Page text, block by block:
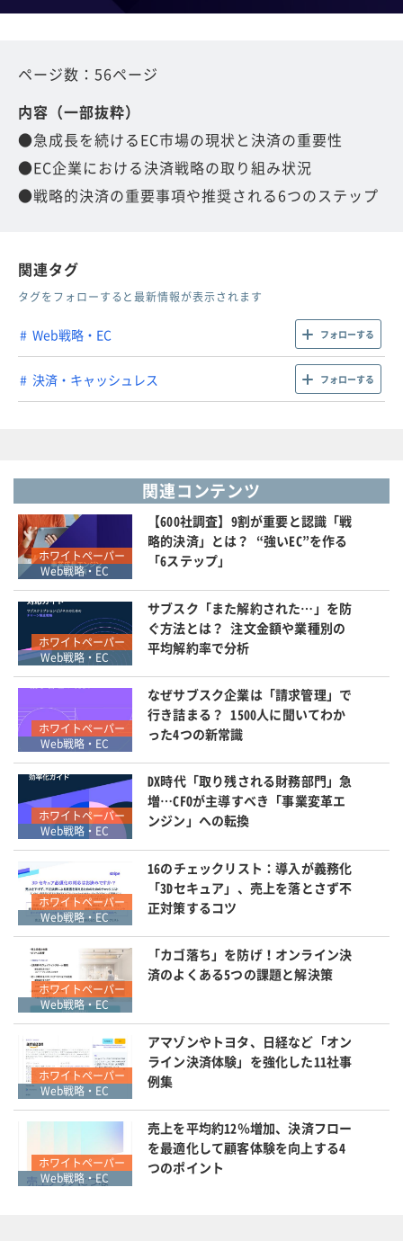
ページ数：56ページ
内容（一部抜粋）
●急成長を続けるEC市場の現状と決済の重要性
●EC企業における決済戦略の取り組み状況
●戦略的決済の重要事項や推奨される6つのステップ
関連タグ
タグをフォローすると最新情報が表示されます
Web戦略・EC フォローする
決済・キャッシュレス フォローする
関連コンテンツ
ホワイトペーパー
Web戦略・EC
【600社調査】9割が重要と認識「戦
略的決済」とは？ “強いEC”を作る
「6ステップ」
ホワイトペーパー
Web戦略・EC
サブスク「また解約された…」を防
ぐ方法とは？ 注文金額や業種別の
平均解約率で分析
ホワイトペーパー
Web戦略・EC
なぜサブスク企業は「請求管理」で
行き詰まる？ 1500人に聞いてわか
った4つの新常識
ホワイトペーパー
Web戦略・EC
DX時代「取り残される財務部門」急
増…CFOが主導すべき「事業変革エ
ンジン」への転換
ホワイトペーパー
Web戦略・EC
16のチェックリスト：導入が義務化
「3Dセキュア」、売上を落とさず不
正対策するコツ
ホワイトペーパー
Web戦略・EC
「カゴ落ち」を防げ！オンライン決
済のよくある5つの課題と解決策
ホワイトペーパー
Web戦略・EC
アマゾンやトヨタ、日経など「オン
ライン決済体験」を強化した11社事
例集
ホワイトペーパー
Web戦略・EC
売上を平均約12％増加、決済フロー
を最適化して顧客体験を向上する4
つのポイント